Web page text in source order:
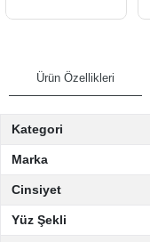
Ürün Özellikleri
Kategori
Marka
Cinsiyet
Yüz Şekli